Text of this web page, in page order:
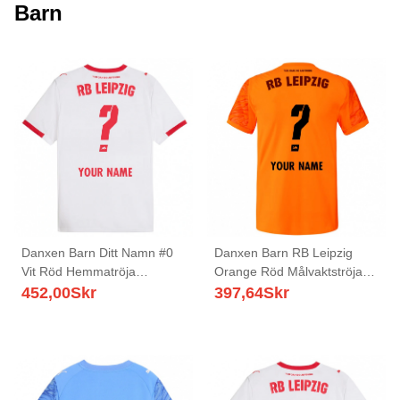
Barn
Danxen Barn Ditt Namn #0
Vit Röd Hemmatröja
Matchtröjor 2025/26 Tröjor
452,00Skr
Danxen Barn RB Leipzig
Orange Röd Målvaktströja
2025/26 T-tröja
397,64Skr